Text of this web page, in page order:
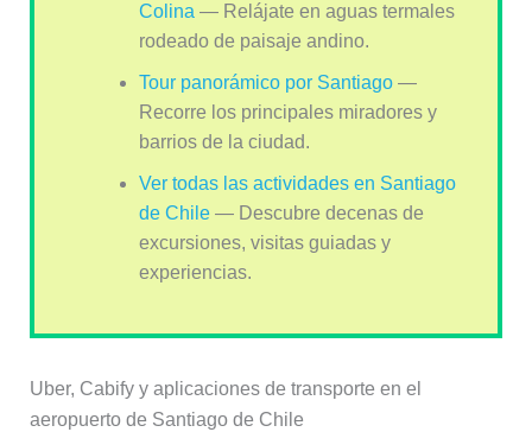
Colina — Relájate en aguas termales
rodeado de paisaje andino.
Tour panorámico por Santiago—
Recorre los principales miradores y
barrios de la ciudad.
Ver todas las actividades en Santiago
de Chile— Descubre decenas de
excursiones, visitas guiadas y
experiencias.
Uber, Cabify y aplicaciones de transporte en el
aeropuerto de Santiago de Chile